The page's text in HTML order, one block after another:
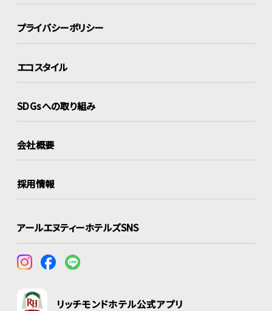
プライバシーポリシー
エコスタイル
SDGsへの取り組み
会社概要
採用情報
アールエヌティーホテルズSNS
リッチモンドホテル公式アプリ